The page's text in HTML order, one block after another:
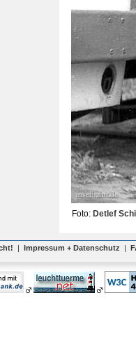
Foto: Detlef
| Impressum + Datenschutz |